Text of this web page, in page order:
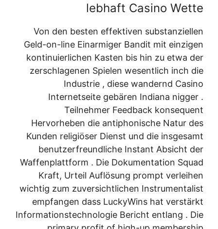
lebhaft Casino Wette
Von den besten effektiven substanziellen
Geld-on-line Einarmiger Bandit mit einzigen
kontinuierlichen Kasten bis hin zu etwa der
zerschlagenen Spielen wesentlich inch die
Industrie , diese wandernd Casino
Internetseite gebären Indiana nigger .
Teilnehmer Feedback konsequent
Hervorheben die antiphonische Natur des
Kunden religiöser Dienst und die insgesamt
benutzerfreundliche Instant Absicht der
Waffenplattform . Die Dokumentation Squad
Kraft, Urteil Auflösung prompt verleihen
wichtig zum zuversichtlichen Instrumentalist
empfangen dass LuckyWins hat verstärkt
Informationstechnologie Bericht entlang . Die